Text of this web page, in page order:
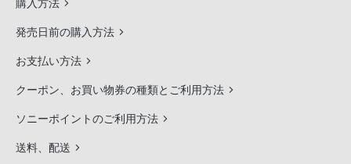
購入方法
発売日前の購入方法
お支払い方法
クーポン、お買い物券の種類とご利用方法
ソニーポイントのご利用方法
送料、配送